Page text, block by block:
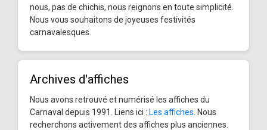
nous, pas de chichis, nous reignons en toute simplicité.
Nous vous souhaitons de joyeuses festivités
carnavalesques.
Archives d'affiches
Nous avons retrouvé et numérisé les affiches du
Carnaval depuis 1991. Liens ici : Les affiches . Nous
recherchons activement des affiches plus anciennes.